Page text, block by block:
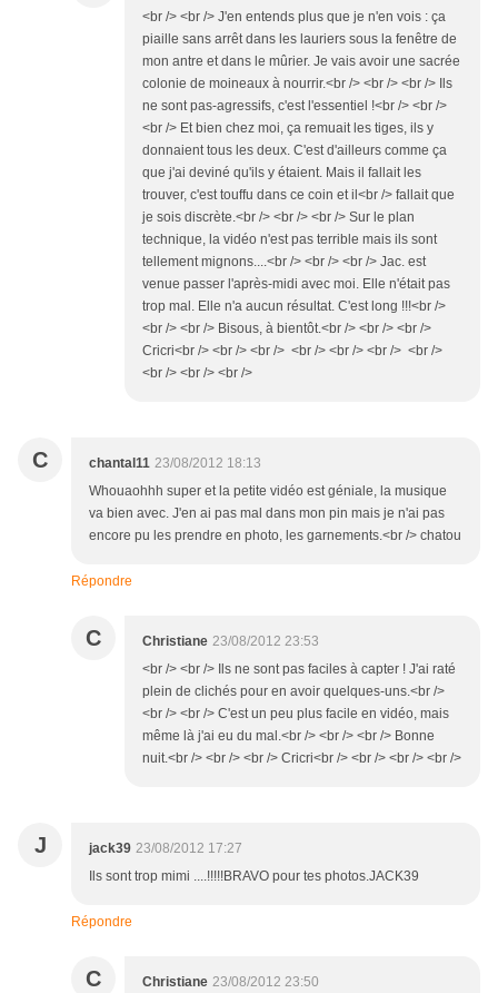
<br /> <br /> J'en entends plus que je n'en vois : ça
piaille sans arrêt dans les lauriers sous la fenêtre de
mon antre et dans le mûrier. Je vais avoir une sacrée
colonie de moineaux à nourrir.<br /> <br /> <br /> Ils
ne sont pas-agressifs, c'est l'essentiel !<br /> <br />
<br /> Et bien chez moi, ça remuait les tiges, ils y
donnaient tous les deux. C'est d'ailleurs comme ça
que j'ai deviné qu'ils y étaient. Mais il fallait les
trouver, c'est touffu dans ce coin et il<br /> fallait que
je sois discrète.<br /> <br /> <br /> Sur le plan
technique, la vidéo n'est pas terrible mais ils sont
tellement mignons....<br /> <br /> <br /> Jac. est
venue passer l'après-midi avec moi. Elle n'était pas
trop mal. Elle n'a aucun résultat. C'est long !!!<br />
<br /> <br /> Bisous, à bientôt.<br /> <br /> <br />
Cricri<br /> <br /> <br /> <br /> <br /> <br /> <br />
<br /> <br /> <br />
C chantal11 23/08/2012 18:13
Whouaohhh super et la petite vidéo est géniale, la musique
va bien avec. J'en ai pas mal dans mon pin mais je n'ai pas
encore pu les prendre en photo, les garnements.<br /> chatou
Répondre
C Christiane 23/08/2012 23:53
<br /> <br /> Ils ne sont pas faciles à capter ! J'ai raté
plein de clichés pour en avoir quelques-uns.<br />
<br /> <br /> C'est un peu plus facile en vidéo, mais
même là j'ai eu du mal.<br /> <br /> <br /> Bonne
nuit.<br /> <br /> <br /> Cricri<br /> <br /> <br /> <br />
J jack39 23/08/2012 17:27
Ils sont trop mimi ....!!!!!BRAVO pour tes photos.JACK39
Répondre
C Christiane 23/08/2012 23:50